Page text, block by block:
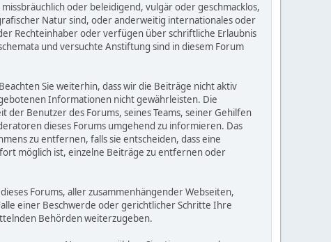
oder beleidigend, vulgär oder geschmacklos,
Natur sind, oder anderweitig internationales oder
Rechteinhaber oder verfügen über schriftliche Erlaubnis
und versuchte Anstiftung sind in diesem Forum
Sie weiterhin, dass wir die Beiträge nicht aktiv
Informationen nicht gewährleisten. Die
Benutzer des Forums, seines Teams, seiner Gehilfen
dieses Forums umgehend zu informieren. Das
zu entfernen, falls sie entscheiden, dass eine
möglich ist, einzelne Beiträge zu entfernen oder
Forums, aller zusammenhängender Webseiten,
einer Beschwerde oder gerichtlicher Schritte Ihre
Behörden weiterzugeben.